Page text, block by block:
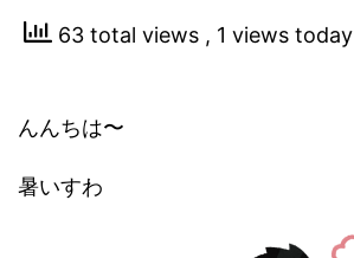
63 total views , 1 views today
んんちは〜
暑いすわ